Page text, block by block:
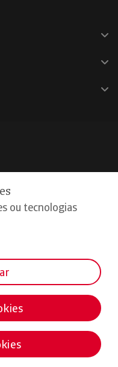
ou tecnologias